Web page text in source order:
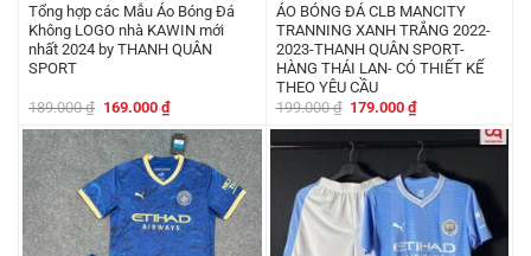
Tổng hợp các Mẫu Áo Bóng Đá
Không LOGO nhà KAWIN mới
nhất 2024 by THANH QUÂN
SPORT
189.000₫ Giá
là:
189.000 ₫.
169.000 ₫Giá
hiện
tại
là:
169.000 ₫.
ÁO BÓNG ĐÁ CLB MANCITY
TRANNING XANH TRẮNG 2022-
2023-THANH QUÂN SPORT-
HÀNG THÁI LAN- CÓ THIẾT KẾ
THEO YÊU CẦU
199.000₫ Giá
là:
199.000 ₫.
179.000₫Giá
tại
là:
179.000 ₫.